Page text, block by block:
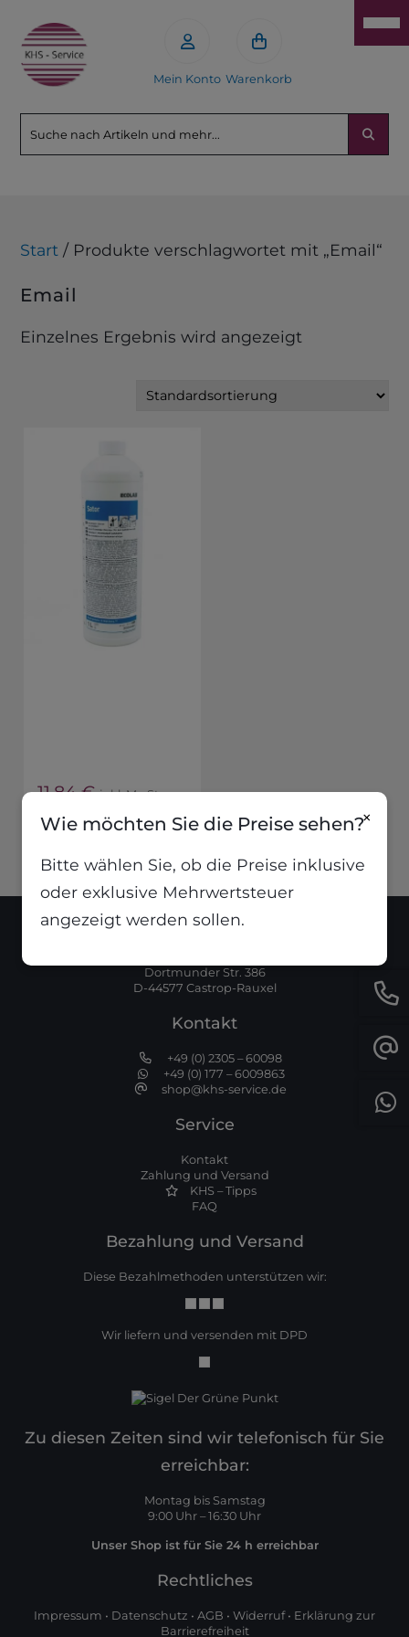
×
Wie möchten Sie die Preise sehen?
Bitte wählen Sie, ob die Preise inklusive
oder exklusive Mehrwertsteuer
angezeigt werden sollen.
Mein Konto Warenkorb
Start / Produkte verschlagwortet mit „Email“
Email
Einzelnes Ergebnis wird angezeigt
11,84€ inkl. MwSt
Dortmunder Str. 386
D-44577 Castrop-Rauxel
Kontakt
+49 (0) 2305 – 60098
+49 (0) 177 – 6009863
shop@khs-service.de
Service
Kontakt
Zahlung und Versand
KHS – Tipps
FAQ
Bezahlung und Versand
Diese Bezahlmethoden unterstützen wir:
Wir liefern und versenden mit DPD
Zu diesen Zeiten sind wir telefonisch für Sie
erreichbar:
Montag bis Samstag
9:00 Uhr – 16:30 Uhr
Unser Shop ist für Sie 24 h erreichbar
Rechtliches
Impressum • Datenschutz • AGB • Widerruf• Erklärung zur
Barrierefreiheit